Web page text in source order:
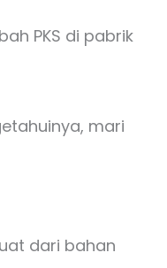
PKS di pabrik
mari
dari bahan